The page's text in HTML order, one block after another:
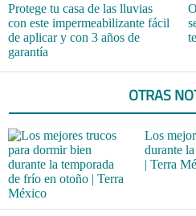
Protege tu casa de las lluvias
con este impermeabilizante fácil
de aplicar y con 3 años de
garantía
OTRAS
Los
durante
| Terra